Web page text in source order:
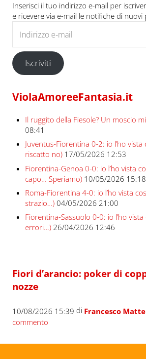
Inserisci il tuo indirizzo e-mail per
e ricevere via e-mail le notifiche di nuovi
Iscriviti
ViolaAmoreeFantasia.it
Il ruggito della Fiesole? Un moscio
08:41
Juventus-Fiorentina 0-2: io l’ho vista
riscatto no) 17/05/2026 12:53
Fiorentina-Genoa 0-0: io l’ho vista
capo… Speriamo) 10/05/2026 15:18
Roma-Fiorentina 4-0: io l’ho vista
strazio…) 04/05/2026 21:00
Fiorentina-Sassuolo 0-0: io l’ho
errori…) 26/04/2026 12:46
Fiori d’arancio: poker di
nozze
10/08/2026 15:39 di Francesco
commento